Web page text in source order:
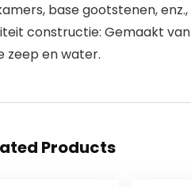
base gootstenen,
constructie: Gemaakt
zeep en water.
Products